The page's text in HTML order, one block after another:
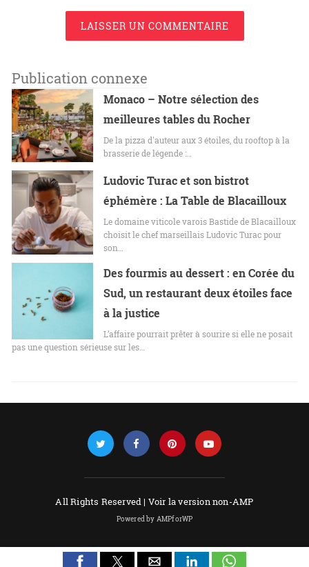
LAISSER UN COMMENTAIRE
Publication connexe
Monaco – Notre sélection des
meilleures tables du Rocher
De la pizza d'auteur aux 3 étoiles, du rooftop à la
brasserie de légende :…
Ludovic Turac et son bistrot
éphémère : La Table de Blacailloux
Le domaine viticole varois Bastide de Blacailloux
choisit le chef marseillais Ludovic Turac pour
son…
Des fourmis au dessert : en Corée du
Sud, un restaurant deux étoiles face
à la justice
L’affaire pourrait prêter à sourire si elle ne posait
pas une question sérieuse sur les…
All Rights Reserved | Voir la version non-AMP
Powered by AMPforWP